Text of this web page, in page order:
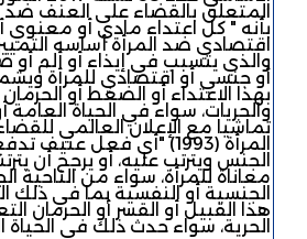
المتعلق بالقضاء على العنف ضد
بأنه " كل اعتداء مادي أو معنوي
اقتصادي ضد المرأة أساسه
والذي يتسبب في إيذاء أو ألم أو
أو جنسي أو اقتصادي للمرأة ويشمل
بهذا الاعتداء أو الضغط أو
والحريات، سواء في الحياة العامة
تماشيا مع الإعلان العالمي
المرأة (1993) "أي فعل عنيف
الجنس ويترتب عليه، أو يرجح أن يترتب
معاناة للمرأة، سواء من الناحية
الجنسية أو النفسية بما في ذلك
هذا القبيل أو القسر أو الحرمان
الحرية، سواء حدث ذلك في الحياة